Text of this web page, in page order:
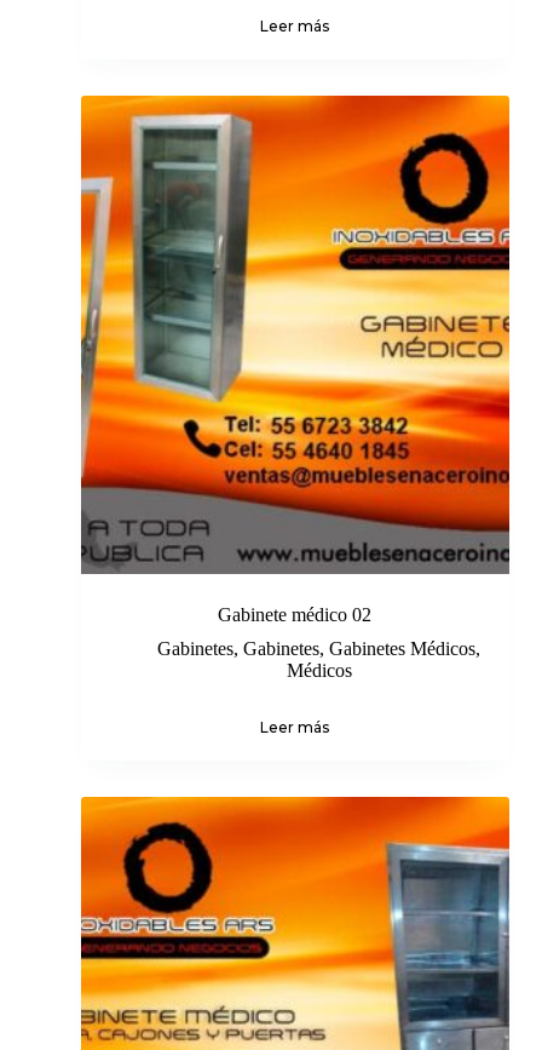
Leer más
Gabinete médico 02
Gabinetes,Gabinetes,Gabinetes Médicos,
Médicos
Leer más